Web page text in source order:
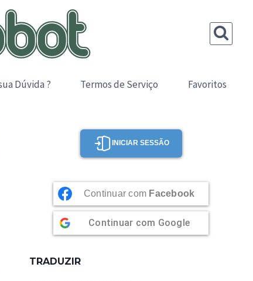
Dúvida ? Termos de Serviço Favoritos
INICIAR SESSÃO
Continuar com Facebook
Continuar com Google
TRADUZIR